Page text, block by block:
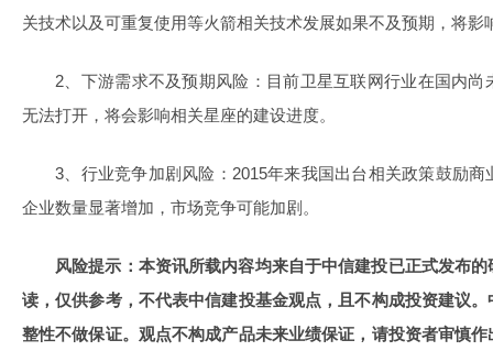
关技术以及可重复使用等火箭相关技术发展如果不及预期，将影
2、下游需求不及预期风险：目前卫星互联网行业在国内
无法打开，将会影响相关星座的建设进度。
3、行业竞争加剧风险：2015年来我国出台相关政策鼓励
企业数量显著增加，市场竞争可能加剧。
风险提示：本资讯所载内容均来自于中信建投已正式发布
读，仅供参考，不代表中信建投基金观点，且不构成投资建议
整性不做保证。观点不构成产品未来业绩保证，请投资者审慎